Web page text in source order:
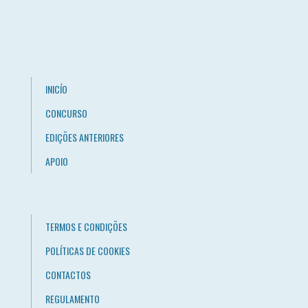
INICÍO
CONCURSO
EDIÇÕES ANTERIORES
APOIO
TERMOS E CONDIÇÕES
POLÍTICAS DE COOKIES
CONTACTOS
REGULAMENTO